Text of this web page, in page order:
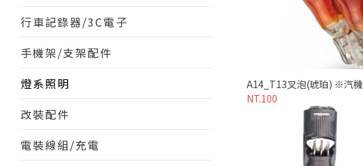
行車記錄器/3C電子
手機架/支架配件
燈系照明
改裝配件
電裝線組/充電
A14_T13叉泡(琥珀) ※汽機
NT.100